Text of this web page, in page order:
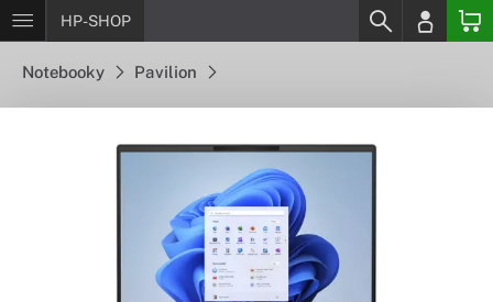
HP-SHOP
Notebooky Pavilion